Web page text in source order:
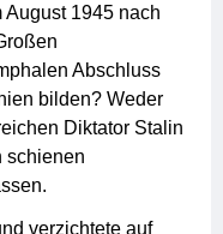
1945 nach
Abschluss
bilden? Weder
Diktator Stalin
schienen
verzichtete auf